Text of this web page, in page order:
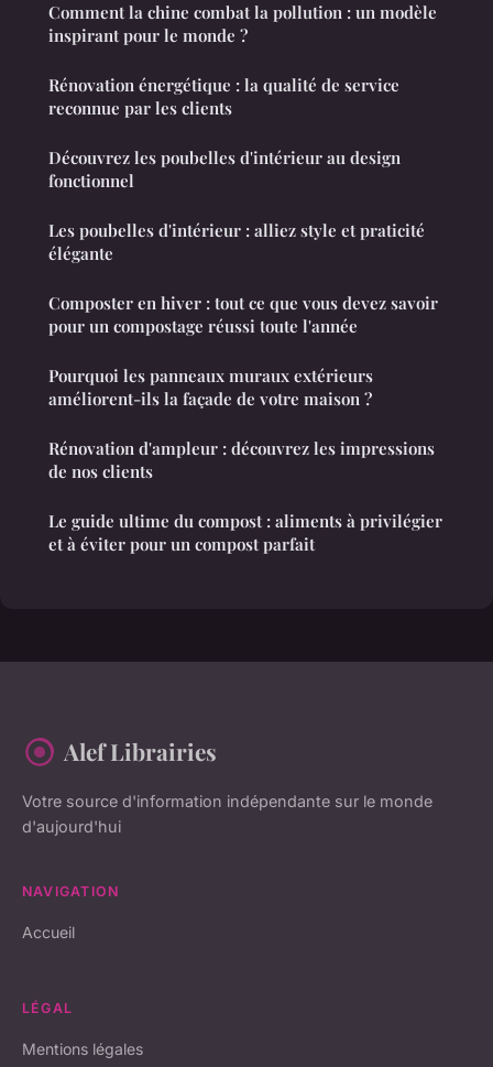
Comment la chine combat la pollution : un modèle
inspirant pour le monde ?
Rénovation énergétique : la qualité de service
reconnue par les clients
Découvrez les poubelles d'intérieur au design
fonctionnel
Les poubelles d'intérieur : alliez style et praticité
élégante
Composter en hiver : tout ce que vous devez savoir
pour un compostage réussi toute l'année
Pourquoi les panneaux muraux extérieurs
améliorent-ils la façade de votre maison ?
Rénovation d'ampleur : découvrez les impressions
de nos clients
Le guide ultime du compost : aliments à privilégier
et à éviter pour un compost parfait
Alef Librairies
Votre source d'information indépendante sur le monde
d'aujourd'hui
NAVIGATION
Accueil
LÉGAL
Mentions légales